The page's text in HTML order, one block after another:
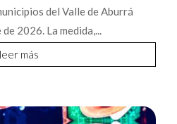
del Valle de Aburrá
2026. La medida,...
leer más